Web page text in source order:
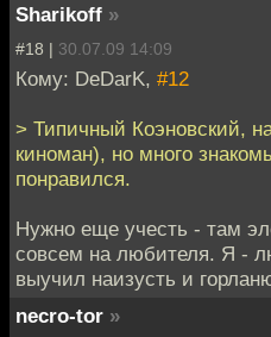
Sharikoff »
#18 | 30.07.09 14:09
Кому: DeDarK, #12
> Типичный Коэновский,
киноман), но много
понравился.
Нужно еще учесть - там
совсем на любителя. Я -
выучил наизусть и
necro-tor »